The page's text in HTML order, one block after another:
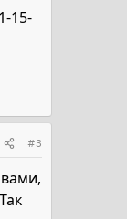
15-
#3